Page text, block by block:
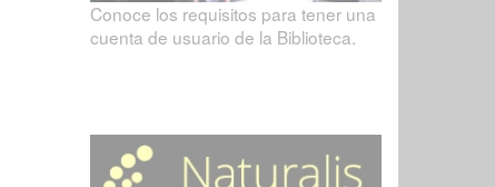
Conoce los requisitos para tener una
cuenta de usuario de la Biblioteca.